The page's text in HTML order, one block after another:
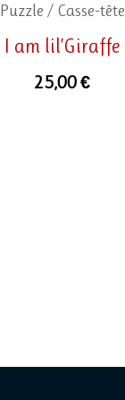
Puzzle / Casse-tête
I am lil’Giraffe
25,00€